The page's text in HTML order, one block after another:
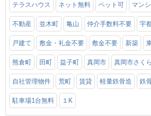
テラスハウス ネット無料 ペット可 マン
不動産 並木町 亀山 仲介手数料不要 宇
戸建て 敷金・礼金不要 敷金不要 新築
熊倉町 田町 益子町 真岡市 真岡市さくら
自社管理物件 荒町 賃貸 軽量鉄骨造 鉄
駐車場1台無料 １K